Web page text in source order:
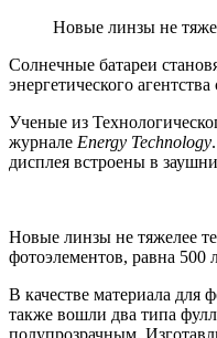
Новые линзы не
Солнечные батареи
энергетического
Ученые из
журнале Energy Technology
дисплея встроены в
Новые линзы не тяжелее
фотоэлементов, равна 500
В качестве материала
также вошли два типа
полупрозрачным.